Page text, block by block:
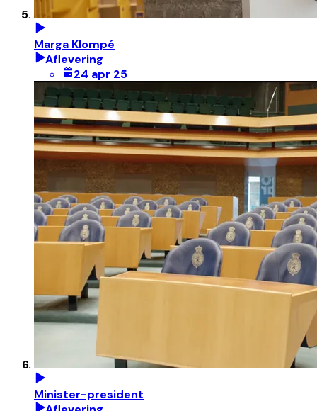
Marga Klompé
Aflevering
24 apr 25
Minister-president